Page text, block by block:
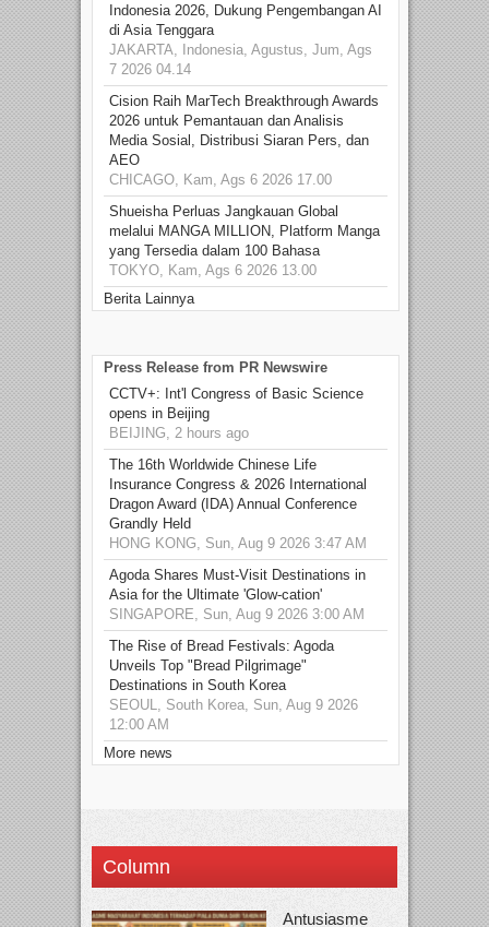
Indonesia 2026, Dukung Pengembangan AI
di Asia Tenggara
JAKARTA, Indonesia, Agustus, Jum, Ags
7 2026 04.14
Cision Raih MarTech Breakthrough Awards
2026 untuk Pemantauan dan Analisis
Media Sosial, Distribusi Siaran Pers, dan
AEO
CHICAGO, Kam, Ags 6 2026 17.00
Shueisha Perluas Jangkauan Global
melalui MANGA MILLION, Platform Manga
yang Tersedia dalam 100 Bahasa
TOKYO, Kam, Ags 6 2026 13.00
Berita Lainnya
Press Release from PR Newswire
CCTV+: Int'l Congress of Basic Science
opens in Beijing
BEIJING, 2 hours ago
The 16th Worldwide Chinese Life
Insurance Congress & 2026 International
Dragon Award (IDA) Annual Conference
Grandly Held
HONG KONG, Sun, Aug 9 2026 3:47 AM
Agoda Shares Must-Visit Destinations in
Asia for the Ultimate 'Glow-cation'
SINGAPORE, Sun, Aug 9 2026 3:00 AM
The Rise of Bread Festivals: Agoda
Unveils Top "Bread Pilgrimage"
Destinations in South Korea
SEOUL, South Korea, Sun, Aug 9 2026
12:00 AM
More news
Column
Antusiasme